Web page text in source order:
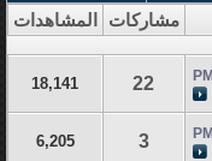
مشاركات المشاهدات
22
18,141
3
6,205